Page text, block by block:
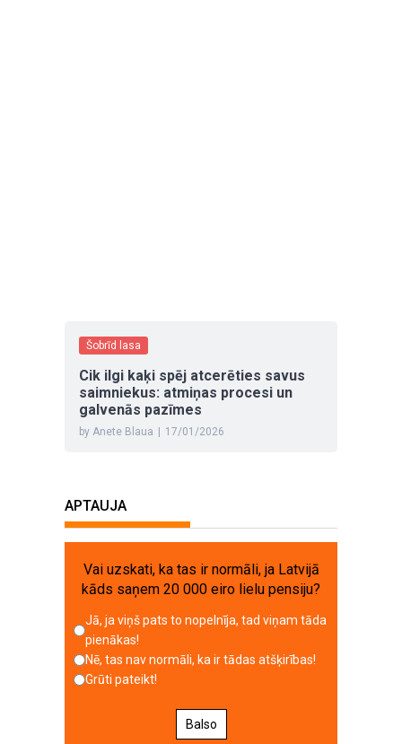
Šobrīd lasa
Cik ilgi kaķi spēj atcerēties savus
saimniekus: atmiņas procesi un
galvenās pazīmes
by Anete Blaua 17/01/2026
APTAUJA
Vai uzskati, ka tas ir normāli, ja Latvijā
kāds saņem 20 000 eiro lielu pensiju?
Jā, ja viņš pats to nopelnīja, tad viņam tāda
pienākas!
Nē, tas nav normāli, ka ir tādas atšķirības!
Grūti pateikt!
Balso